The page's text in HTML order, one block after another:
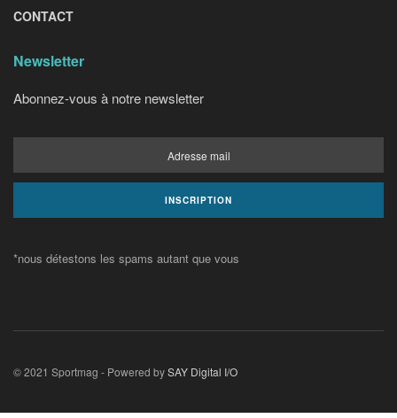
CONTACT
Newsletter
Abonnez-vous à notre newsletter
*nous détestons les spams autant que vous
© 2021 Sportmag - Powered bySAY Digital I/O